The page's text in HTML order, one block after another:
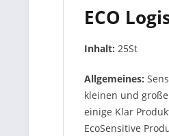
ECO
Inhalt: 25St
Allgemeines:
kleinen und
einige Klar
EcoSensitive